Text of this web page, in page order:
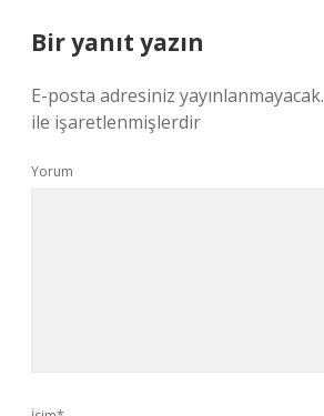
Bir yanıt yazın
E-posta adresiniz yayınlanmayacak.
ile işaretlenmişlerdir
Yorum